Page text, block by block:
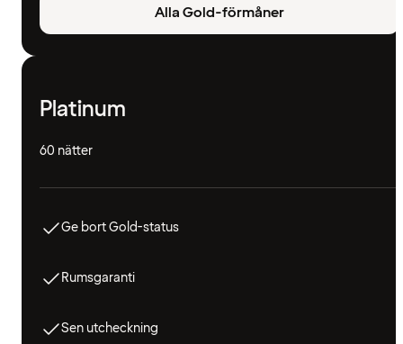
Alla Gold-förmåner
Platinum
60 nätter
Ge bort Gold-status
Rumsgaranti
Sen utcheckning